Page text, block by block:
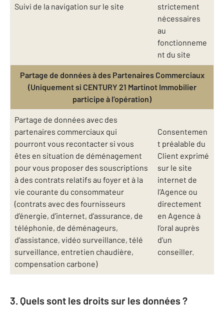
Suivi de la navigation sur le site
strictement
nécessaires
au
fonctionneme
nt du site
Partage de données à des Partenaires Commerciaux
(Uniquement si CENTURY 21 Martinot Immobilier
participe à l’opération)
Partage de données avec des
partenaires commerciaux qui
pourront vous recontacter si vous
êtes en situation de déménagement
pour vous proposer des souscriptions
à des contrats relatifs au foyer et à la
vie courante du consommateur
(contrats avec des fournisseurs
d’énergie, d’internet, d’assurance, de
téléphonie, de déménageurs,
d’assistance, vidéo surveillance, télé
surveillance, entretien chaudière,
compensation carbone)
Consentemen
t préalable du
Client exprimé
sur le site
internet de
l’Agence ou
directement
en Agence à
l’oral auprès
d’un
conseiller.
3. Quels sont les droits sur les données ?